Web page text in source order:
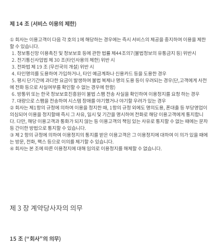
제 14 조 (서비스 이용의 제한)
① 회사는 이용고객이 다음 각 호의 1에 해당하는 경우에는 즉시 서비스의 제공을 중지하여 이용을 제한
할 수 있습니다.
에 전화 등으로 사실여부를 확인할 수 없는 경우에 한함)
② 회사는 제1항의 규정에 의하여 이용을 정지한 때, 1항의 규정 외에도 명의도용, 폰대출 등 부당영업이
의심되어 이용을 정지할때 즉시 그 사유, 일시 및 기간을 명시하여 전화로 해당 이용고객에게 통지합니
다. 다만, 해당 이용고객과 통화가 되지 않는 등 이용고객의 책임 있는 사유로 통지할 수 없는 때에는 문자
등 간이한 방법으로 통지할 수 있습니다.
③ 제 2 항의 규정에 의하여 이용정지의 통지를 받은 이용고객은 그 이용정지에 대하여 이 의가 있을 때에
는 방문, 전화, 팩스 등으로 이의를 제기할 수 있습니다.
④ 회사는 본 조에 따른 이용정지에 대해 임의로 이용정지를 해제할 수 없습니다.
제 3 장 계약당사자의 의무
15 조 (“회사”의 의무)